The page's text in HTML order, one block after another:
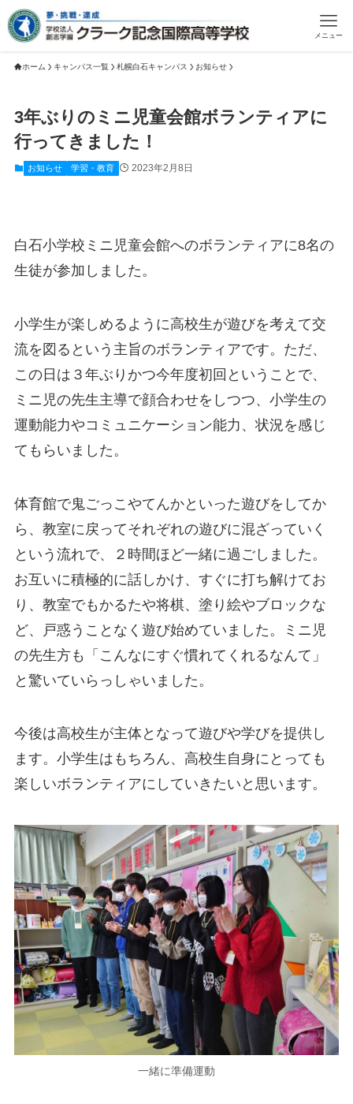
メニュー
ホーム キャンパス一覧 札幌白石キャンパス お知らせ
3年ぶりのミニ児童会館ボランティアに
行ってきました！
お知らせ 学習・教育 2023年2月8日
白石小学校ミニ児童会館へのボランティアに8名の
生徒が参加しました。
小学生が楽しめるように高校生が遊びを考えて交
流を図るという主旨のボランティアです。ただ、
この日は３年ぶりかつ今年度初回ということで、
ミニ児の先生主導で顔合わせをしつつ、小学生の
運動能力やコミュニケーション能力、状況を感じ
てもらいました。
体育館で鬼ごっこやてんかといった遊びをしてか
ら、教室に戻ってそれぞれの遊びに混ざっていく
という流れで、２時間ほど一緒に過ごしました。
お互いに積極的に話しかけ、すぐに打ち解けてお
り、教室でもかるたや将棋、塗り絵やブロックな
ど、戸惑うことなく遊び始めていました。ミニ児
の先生方も「こんなにすぐ慣れてくれるなんて」
と驚いていらっしゃいました。
今後は高校生が主体となって遊びや学びを提供し
ます。小学生はもちろん、高校生自身にとっても
楽しいボランティアにしていきたいと思います。
一緒に準備運動